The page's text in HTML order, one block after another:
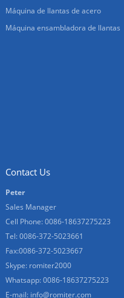
Máquina de llantas de acero
Máquina ensambladora de llantas
Contact Us
Peter
Sales Manager
Cell Phone: 0086-18637275223
Tel: 0086-372-5023661
Fax:0086-372-5023667
Skype: romiter2000
Whatsapp: 0086-18637275223
E-mail: info@romiter.com